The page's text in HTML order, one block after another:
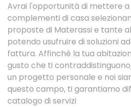
Avrai l'opportunità di mettere a
complementi di casa
proposte di Materassi e tante
potendo usufruire di soluzioni
fattura. Affinchè la tua
gusto che ti
un progetto personale e noi
questo campo, ti garantiamo
catalogo di servizi